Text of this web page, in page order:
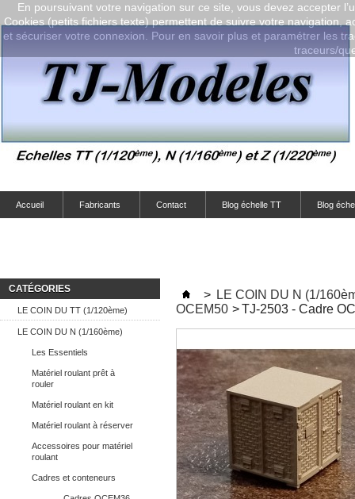
Accueil Fabricants Contact Blog échelle TT Blog
CATÉGORIES
LE COIN DU TT (1/120ème)
LE COIN DU N (1/160ème)
Les Essentiels
Matériel roulant prêt à
rouler
Matériel roulant en kit
Matériel roulant à réserver
Accessoires pour matériel
roulant
Cadres et conteneurs
> LE COIN DU N (1/
OCEM50 >TJ-2503 - Cadre
En poursuivant votre navigation sur ce site, vous devez accepter
Cookies (petits fichiers texte) permettent de suivre votre navigation,
et sécuriser votre connexion. Pour en savoir plus et paramétrer les
traceurs/